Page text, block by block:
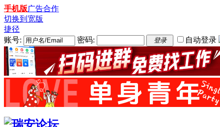
手机版广告合作
切换到宽版
捷径
账号:
密码: 登录 自动登录